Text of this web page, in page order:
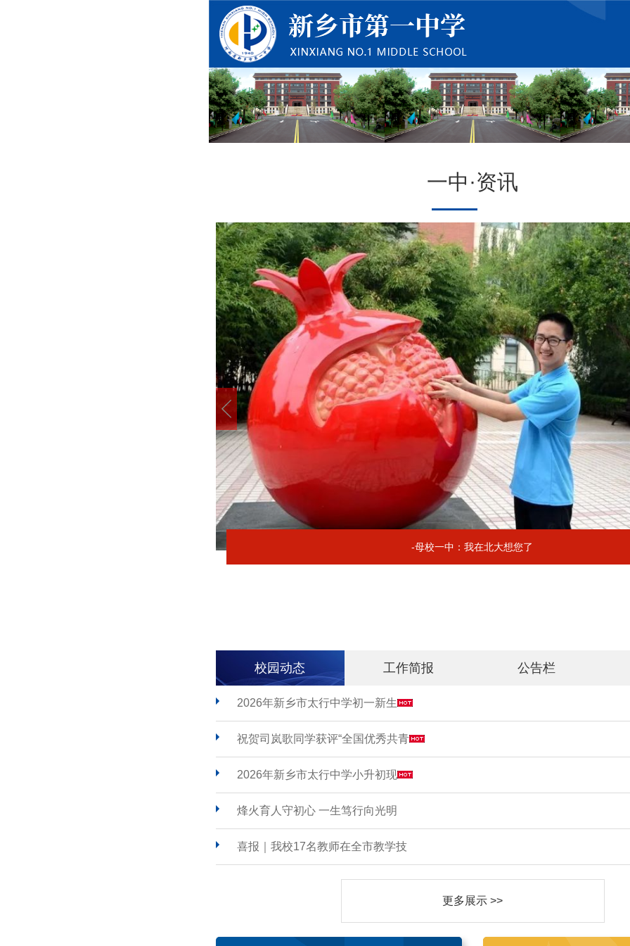
一中·资讯
-母校一中：我在北大想您了
校园动态 工作简报 公告栏
2026年新乡市太行中学初一新生
祝贺司岚歌同学获评“全国优秀共青
2026年新乡市太行中学小升初现
烽火育人守初心 一生笃行向光明
喜报｜我校17名教师在全市教学技
更多展示 >>